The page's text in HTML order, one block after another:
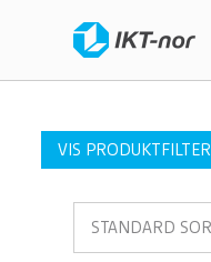
VIS PRODUKTFILTER